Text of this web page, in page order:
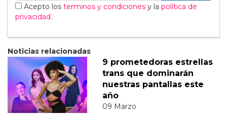
Acepto los terminos y condiciones y la política de
privacidad.
Noticias relacionadas
9 prometedoras estrellas
trans que dominarán
nuestras pantallas este
año
09 Marzo